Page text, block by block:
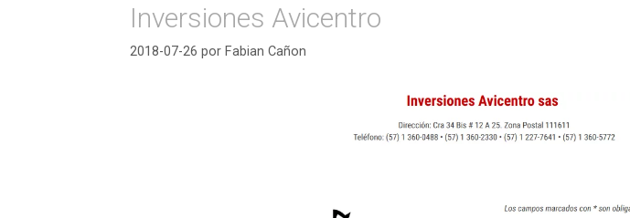
Inversiones Avicentro
2018-07-26 por Fabian Cañon